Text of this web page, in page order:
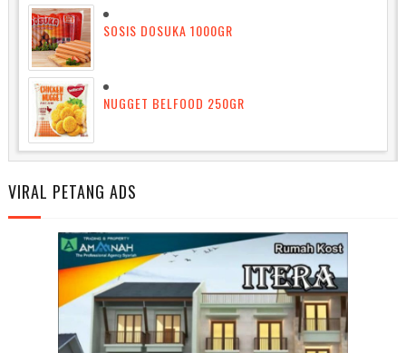
SOSIS DOSUKA 1000GR
NUGGET BELFOOD 250GR
VIRAL PETANG ADS